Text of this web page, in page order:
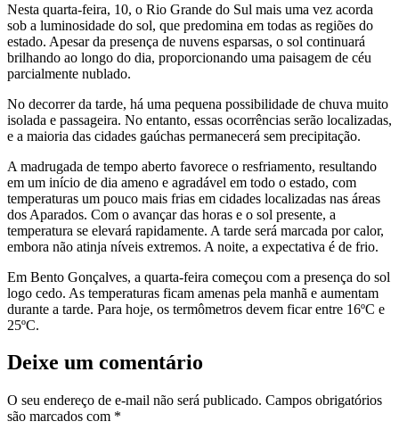
Nesta quarta-feira, 10, o Rio Grande do Sul mais uma vez acorda
sob a luminosidade do sol, que predomina em todas as regiões do
estado. Apesar da presença de nuvens esparsas, o sol continuará
brilhando ao longo do dia, proporcionando uma paisagem de céu
parcialmente nublado.
No decorrer da tarde, há uma pequena possibilidade de chuva muito
isolada e passageira. No entanto, essas ocorrências serão localizadas,
e a maioria das cidades gaúchas permanecerá sem precipitação.
A madrugada de tempo aberto favorece o resfriamento, resultando
em um início de dia ameno e agradável em todo o estado, com
temperaturas um pouco mais frias em cidades localizadas nas áreas
dos Aparados. Com o avançar das horas e o sol presente, a
temperatura se elevará rapidamente. A tarde será marcada por calor,
embora não atinja níveis extremos. A noite, a expectativa é de frio.
Em Bento Gonçalves, a quarta-feira começou com a presença do sol
logo cedo. As temperaturas ficam amenas pela manhã e aumentam
durante a tarde. Para hoje, os termômetros devem ficar entre 16ºC e
25ºC.
Deixe um comentário
O seu endereço de e-mail não será publicado. Campos obrigatórios
são marcados com *